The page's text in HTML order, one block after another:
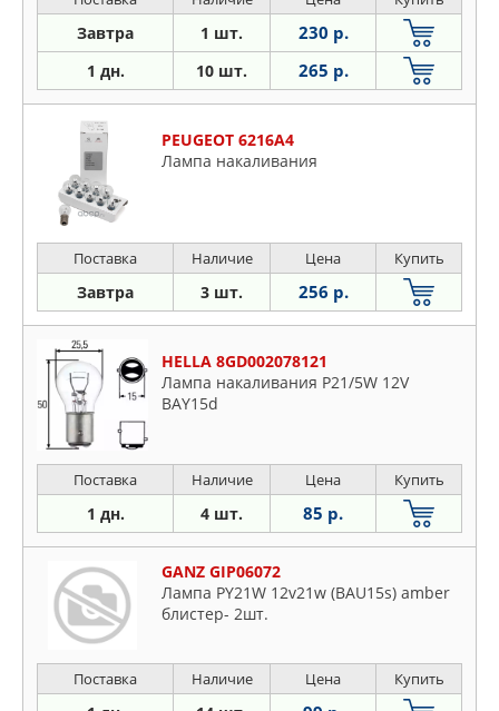
Завтра 1 шт. 230 р.
1 дн. 10 шт. 265 р.
PEUGEOT 6216A4
Лампа накаливания
Поставка Наличие Цена Купить
Завтра 3 шт. 256 р.
HELLA 8GD002078121
Лампа накаливания P21/5W 12V
BAY15d
Поставка Наличие Цена Купить
1 дн. 4 шт. 85 р.
GANZ GIP06072
Лампа PY21W 12v21w (BAU15s) amber
блистер- 2шт.
Поставка Наличие Цена Купить